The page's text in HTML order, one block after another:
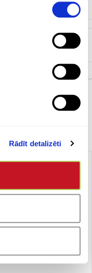
Rādīt detalizēti
200 ml
Porcelāns